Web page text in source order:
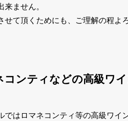
ません。
て頂くためにも、ご理解の程よ
ンティなどの高級ワイ
ではロマネコンティ等の高級ワ